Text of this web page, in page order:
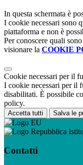
In questa schermata è
I cookie necessari sono
piattaforma e non è
Per conoscere quali
visionare la COOKIE
Cookie necessari per il
I cookie necessari per il
disabilitati. È possibile
policy.
Accetta tutti Salva le
Contatti